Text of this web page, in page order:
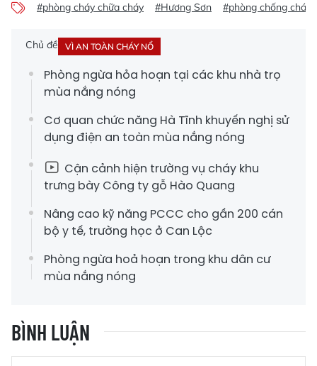
#phòng cháy chữa cháy #Hương Sơn #phòng chống cháy
Chủ đề VÌ AN TOÀN CHÁY NỔ
Phòng ngừa hỏa hoạn tại các khu nhà trọ
mùa nắng nóng
Cơ quan chức năng Hà Tĩnh khuyến nghị sử
dụng điện an toàn mùa nắng nóng
Cận cảnh hiện trường vụ cháy khu
trưng bày Công ty gỗ Hào Quang
Nâng cao kỹ năng PCCC cho gần 200 cán
bộ y tế, trường học ở Can Lộc
Phòng ngừa hoả hoạn trong khu dân cư
mùa nắng nóng
BÌNH LUẬN